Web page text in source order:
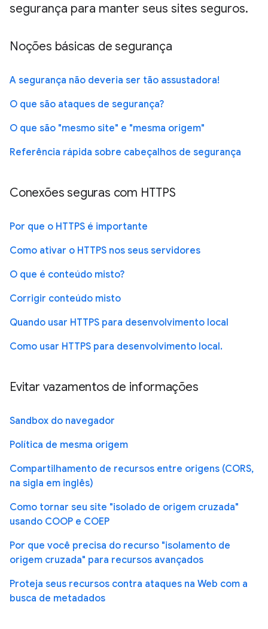
segurança para manter seus sites seguros.
Noções básicas de segurança
A segurança não deveria ser tão assustadora!
O que são ataques de segurança?
O que são "mesmo site" e "mesma origem"
Referência rápida sobre cabeçalhos de segurança
Conexões seguras com HTTPS
Por que o HTTPS é importante
Como ativar o HTTPS nos seus servidores
O que é conteúdo misto?
Corrigir conteúdo misto
Quando usar HTTPS para desenvolvimento local
Como usar HTTPS para desenvolvimento local.
Evitar vazamentos de informações
Sandbox do navegador
Política de mesma origem
Compartilhamento de recursos entre origens (CORS,
na sigla em inglês)
Como tornar seu site "isolado de origem cruzada"
usando COOP e COEP
Por que você precisa do recurso "isolamento de
origem cruzada" para recursos avançados
Proteja seus recursos contra ataques na Web com a
busca de metadados